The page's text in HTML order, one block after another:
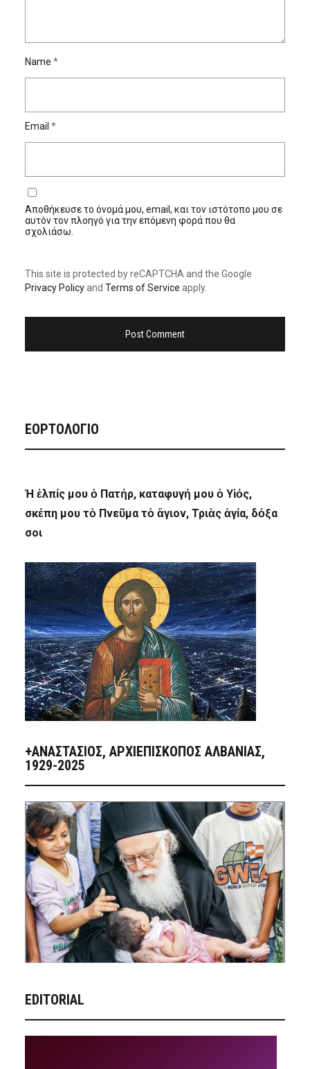
Name *
Email *
Αποθήκευσε το όνομά μου, email, και τον ιστότοπο μου σε
αυτόν τον πλοηγό για την επόμενη φορά που θα
σχολιάσω.
This site is protected by reCAPTCHA and the Google
Privacy Policyand Terms of Service apply.
ΕΟΡΤΟΛΟΓΙΟ
Ἡ ἐλπίς μου ὁ Πατήρ, καταφυγή μου ὁ Υἱός,
σκέπη μου τὸ Πνεῦμα τὸ ἅγιον, Τριὰς ἁγία, δόξα
σοι
+ΑΝΑΣΤΆΣΙΟΣ, ΑΡΧΙΕΠΊΣΚΟΠΟΣ ΑΛΒΑΝΊΑΣ,
1929-2025
EDITORIAL